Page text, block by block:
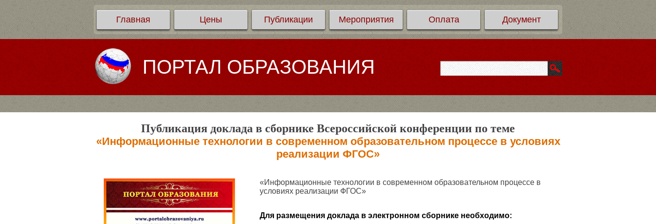
Главная Цены Публикации Мероприятия Оплата Документ
ПОРТАЛ ОБРАЗОВАНИЯ
Публикация доклада в сборнике Всероссийской конференции по теме
«Информационные технологии в современном образовательном процессе в условиях
реализации ФГОС»
«Информационные технологии в современном образовательном процессе в
условиях реализации ФГОС»
Для размещения доклада в электронном сборнике необходимо: